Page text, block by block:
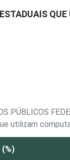
PÚBLICOS
utilizam